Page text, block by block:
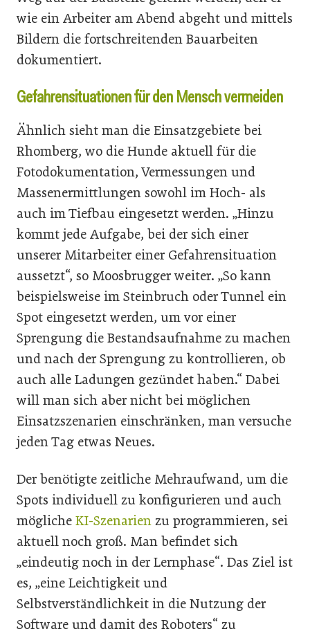
wie ein Arbeiter am Abend abgeht und mittels
Bildern die fortschreitenden Bauarbeiten
dokumentiert.
Gefahrensituationen für den Mensch vermeiden
Ähnlich sieht man die Einsatzgebiete bei
Rhomberg, wo die Hunde aktuell für die
Fotodokumentation, Vermessungen und
Massenermittlungen sowohl im Hoch- als
auch im Tiefbau eingesetzt werden. „Hinzu
kommt jede Aufgabe, bei der sich einer
unserer Mitarbeiter einer Gefahrensituation
aussetzt“, so Moosbrugger weiter. „So kann
beispielsweise im Steinbruch oder Tunnel ein
Spot eingesetzt werden, um vor einer
Sprengung die Bestandsaufnahme zu machen
und nach der Sprengung zu kontrollieren, ob
auch alle Ladungen gezündet haben.“ Dabei
will man sich aber nicht bei möglichen
Einsatzszenarien einschränken, man versuche
jeden Tag etwas Neues.
Der benötigte zeitliche Mehraufwand, um die
Spots individuell zu konfigurieren und auch
mögliche KI-Szenarien zu programmieren, sei
aktuell noch groß. Man befindet sich
„eindeutig noch in der Lernphase“. Das Ziel ist
es, „eine Leichtigkeit und
Selbstverständlichkeit in die Nutzung der
Software und damit des Roboters“ zu